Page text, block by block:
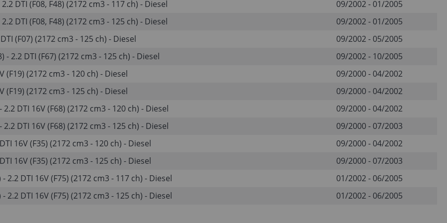
DTI (F08, F48) (2172 cm3 - 117 ch) - Diesel
09/2002 - 01/2005
DTI (F08, F48) (2172 cm3 - 125 ch) - Diesel
09/2002 - 01/2005
(F07) (2172 cm3 - 125 ch) - Diesel
09/2002 - 05/2005
- 2.2 DTI (F67) (2172 cm3 - 125 ch) - Diesel
09/2002 - 10/2005
(F19) (2172 cm3 - 120 ch) - Diesel
09/2000 - 04/2002
(F19) (2172 cm3 - 125 ch) - Diesel
09/2000 - 04/2002
2.2 DTI 16V (F68) (2172 cm3 - 120 ch) - Diesel
09/2000 - 04/2002
2.2 DTI 16V (F68) (2172 cm3 - 125 ch) - Diesel
09/2000 - 07/2003
16V (F35) (2172 cm3 - 120 ch) - Diesel
09/2000 - 04/2002
16V (F35) (2172 cm3 - 125 ch) - Diesel
09/2000 - 07/2003
2.2 DTI 16V (F75) (2172 cm3 - 117 ch) - Diesel
01/2002 - 06/2005
2.2 DTI 16V (F75) (2172 cm3 - 125 ch) - Diesel
01/2002 - 06/2005